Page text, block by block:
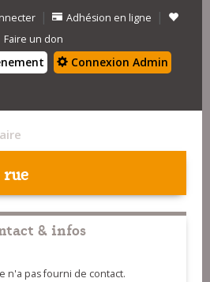
| Adhésion en ligne |
Faire un don
Connexion Admin
& infos
n'a pas fourni de contact.